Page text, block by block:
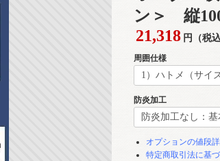
ン＞ 縦
21,318 円（税
周囲仕様
防炎加工
オプションの値段
特定商取引法に基